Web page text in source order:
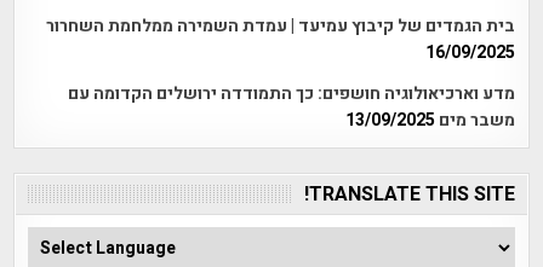
בית הגמדים של קיבוץ עמיעד | עמדת השמירה ממלחמת השחרור
16/09/2025
מדע וארכיאולוגיה חושפים: כך התמודדה ירושלים הקדומה עם
משבר מים 13/09/2025
TRANSLATE THIS SITE!